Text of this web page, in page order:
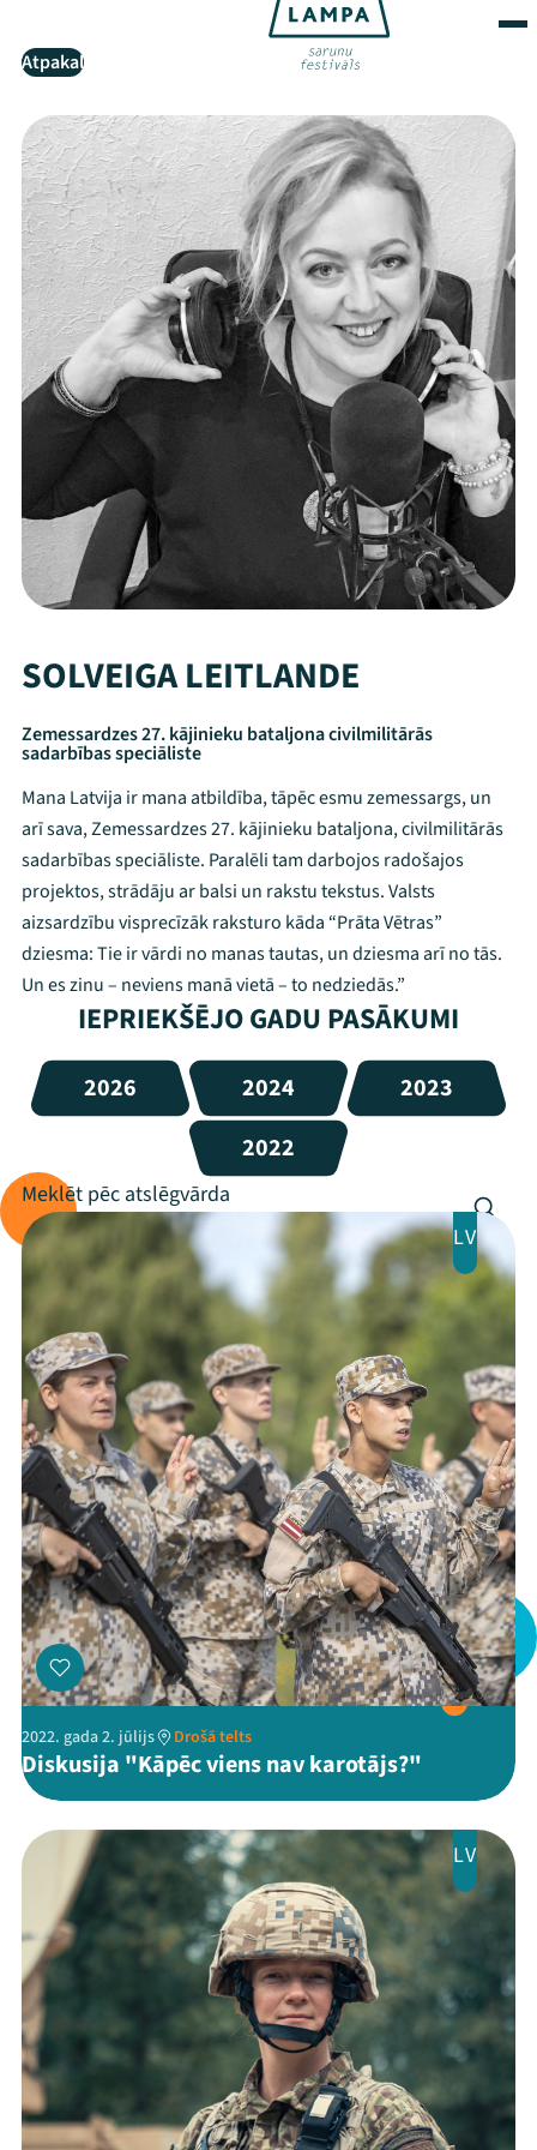
Atpakaļ
SOLVEIGA LEITLANDE
Zemessardzes 27. kājinieku bataljona civilmilitārās
sadarbības speciāliste
Mana Latvija ir mana atbildība, tāpēc esmu zemessargs, un
arī sava, Zemessardzes 27. kājinieku bataljona, civilmilitārās
sadarbības speciāliste. Paralēli tam darbojos radošajos
projektos, strādāju ar balsi un rakstu tekstus. Valsts
aizsardzību visprecīzāk raksturo kāda “Prāta Vētras”
dziesma: Tie ir vārdi no manas tautas, un dziesma arī no tās.
Un es zinu – neviens manā vietā – to nedziedās.”
IEPRIEKŠĒJO GADU PASĀKUMI
2026 2024
2023
2022
LV
2022. gada 2. jūlijs Drošā telts
Diskusija "Kāpēc viens nav karotājs?"
LV